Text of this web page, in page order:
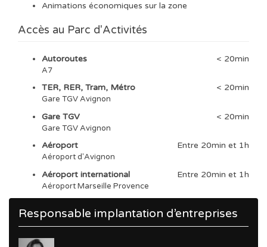
Animations économiques sur la zone
Accès au Parc d'Activités
Autoroutes < 20min
A7
TER, RER, Tram, Métro < 20min
Gare TGV Avignon
Gare TGV < 20min
Gare TGV Avignon
Aéroport Entre 20min et 1h
Aéroport d'Avignon
Aéroport international Entre 20min et 1h
Aéroport Marseille Provence
Responsable implantation d’entreprises